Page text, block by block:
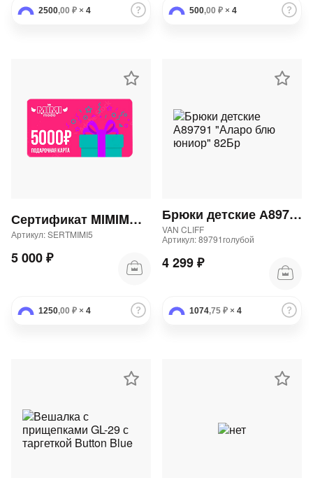
2500,00 ₽ × 4 500,00 ₽ × 4
Сертификат MIMIMODA 5000 р.
Артикул: SERTMIMI5
5 000 ₽
1250,00 ₽ × 4
Брюки детские А89791 "Аларо блю юниор" 82Бр
VAN CLIFF
Артикул: 89791голубой
4 299 ₽
1074,75 ₽ × 4